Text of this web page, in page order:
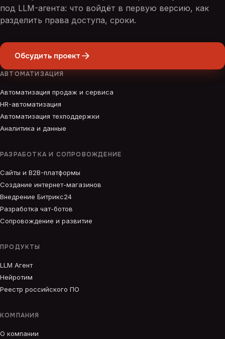
под LLM-агента: что войдёт в первую версию, как
разделить права доступа, сроки.
Обсудить проект
АВТОМАТИЗАЦИЯ
Автоматизация продаж и сервиса
HR-автоматизация
Автоматизация техподдержки
Аналитика и данные
РАЗРАБОТКА И СОПРОВОЖДЕНИЕ
Сайты и B2B-платформы
Создание интернет-магазинов
Внедрение Битрикс24
Разработка чат-ботов
Сопровождение и развитие
ПРОДУКТЫ
LLM Агент
Нейротим
Реестр российского ПО
КОМПАНИЯ
О компании